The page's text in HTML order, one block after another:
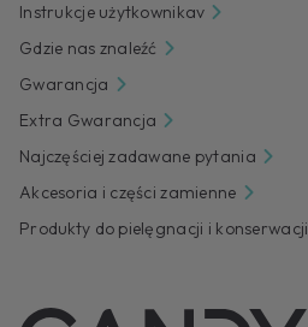
Instrukcje użytkownikav
Gdzie nas znaleźć
Gwarancja
Extra Gwarancja
Najczęściej zadawane pytania
Akcesoria i części zamienne
Produkty do pielęgnacji i konserwacji